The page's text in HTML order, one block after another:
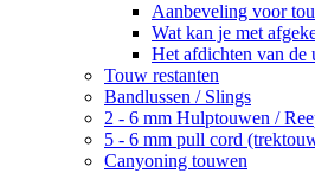
Aanbeveling voor
Wat kan je met
Het afdichten van de
Touw restanten
Bandlussen / Slings
2 - 6 mm Hulptouwen /
5 - 6 mm pull cord
Canyoning touwen